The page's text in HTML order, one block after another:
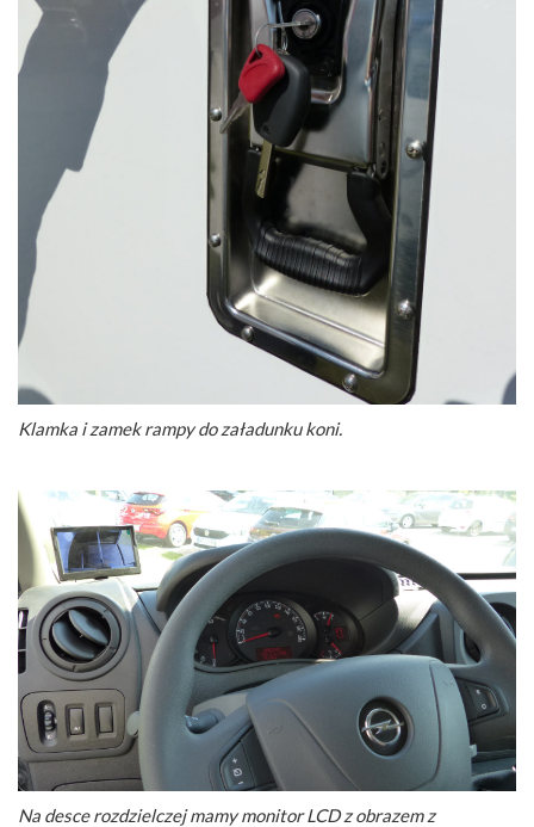
Klamka i zamek rampy do załadunku koni.
Na desce rozdzielczej mamy monitor LCD z obrazem z